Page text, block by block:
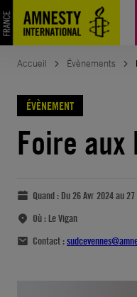
Accueil Évènements
ÉVÈNEMENT
Foire aux
Quand : Du 26 Avr 2024 au
Où : Le Vigan
Contact :